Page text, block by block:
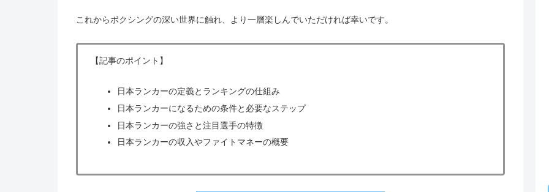
これからボクシングの深い世界に触れ、より一層楽しんでいただければ幸いです。
【記事のポイント】
日本ランカーの定義とランキングの仕組み
日本ランカーになるための条件と必要なステップ
日本ランカーの強さと注目選手の特徴
日本ランカーの収入やファイトマネーの概要